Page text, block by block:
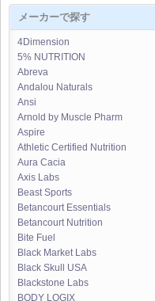
メーカーで探す
4Dimension
5% NUTRITION
Abreva
Andalou Naturals
Ansi
Arnold by Muscle Pharm
Aspire
Athletic Certified Nutrition
Aura Cacia
Axis Labs
Beast Sports
Betancourt Essentials
Betancourt Nutrition
Bite Fuel
Black Market Labs
Black Skull USA
Blackstone Labs
BODY LOGIX